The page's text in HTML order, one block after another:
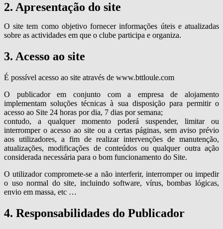
2. Apresentação do site
O site tem como objetivo fornecer informações úteis e atualizadas
sobre as actividades em que o clube participa e organiza.
3. Acesso ao site
É possível acesso ao site através de www.bttloule.com
O publicador em conjunto com a empresa de alojamento
implementam soluções técnicas à sua disposição para permitir o
acesso ao Site 24 horas por dia, 7 dias por semana;
contudo, a qualquer momento poderá suspender, limitar ou
interromper o acesso ao site ou a certas páginas, sem aviso prévio
aos utilizadores, a fim de realizar intervenções de manutenção,
atualizações, modificações de conteúdos ou qualquer outra ação
considerada necessária para o bom funcionamento do Site.
O utilizador compromete-se a não interferir, interromper ou impedir
o uso normal do site, incluindo software, vírus, bombas lógicas,
envio em massa, etc …
4. Responsabilidades do Publicador